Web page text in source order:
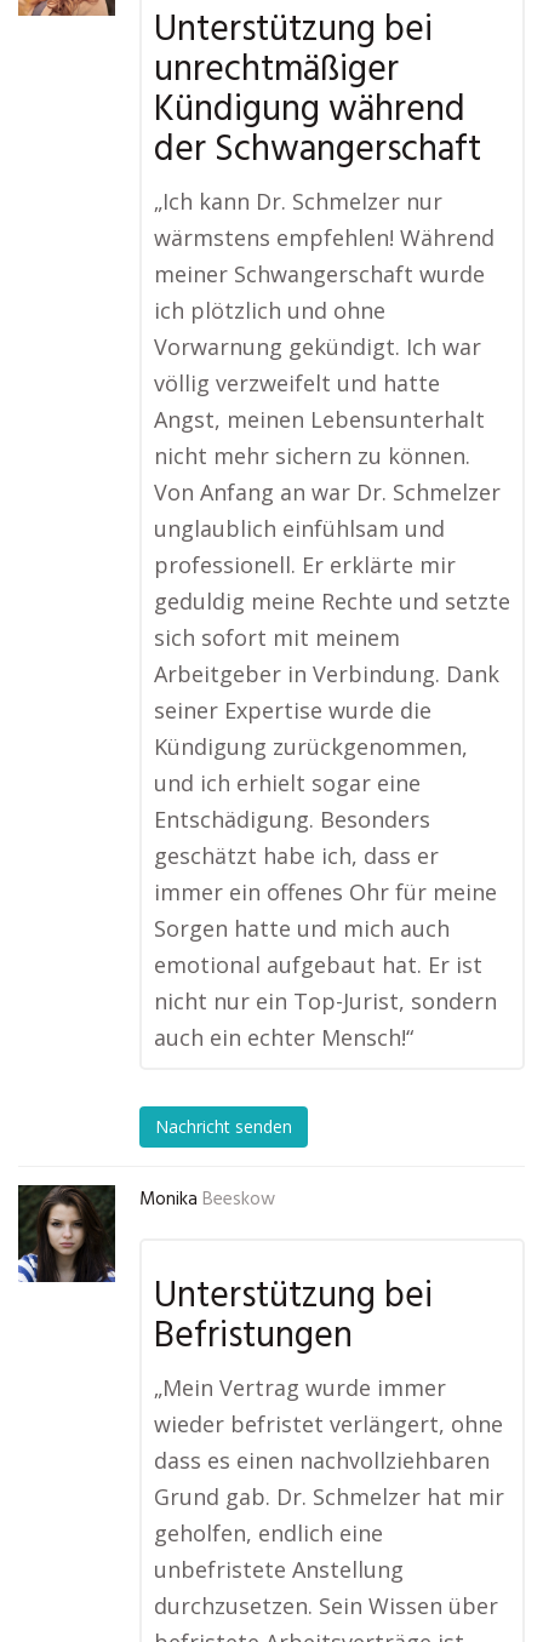
Unterstützung bei
unrechtmäßiger
Kündigung während
der Schwangerschaft
„Ich kann Dr. Schmelzer nur
wärmstens empfehlen! Während
meiner Schwangerschaft wurde
ich plötzlich und ohne
Vorwarnung gekündigt. Ich war
völlig verzweifelt und hatte
Angst, meinen Lebensunterhalt
nicht mehr sichern zu können.
Von Anfang an war Dr. Schmelzer
unglaublich einfühlsam und
professionell. Er erklärte mir
geduldig meine Rechte und setzte
sich sofort mit meinem
Arbeitgeber in Verbindung. Dank
seiner Expertise wurde die
Kündigung zurückgenommen,
und ich erhielt sogar eine
Entschädigung. Besonders
geschätzt habe ich, dass er
immer ein offenes Ohr für meine
Sorgen hatte und mich auch
emotional aufgebaut hat. Er ist
nicht nur ein Top-Jurist, sondern
auch ein echter Mensch!“
Nachricht senden
Monika Beeskow
Unterstützung bei
Befristungen
„Mein Vertrag wurde immer
wieder befristet verlängert, ohne
dass es einen nachvollziehbaren
Grund gab. Dr. Schmelzer hat mir
geholfen, endlich eine
unbefristete Anstellung
durchzusetzen. Sein Wissen über